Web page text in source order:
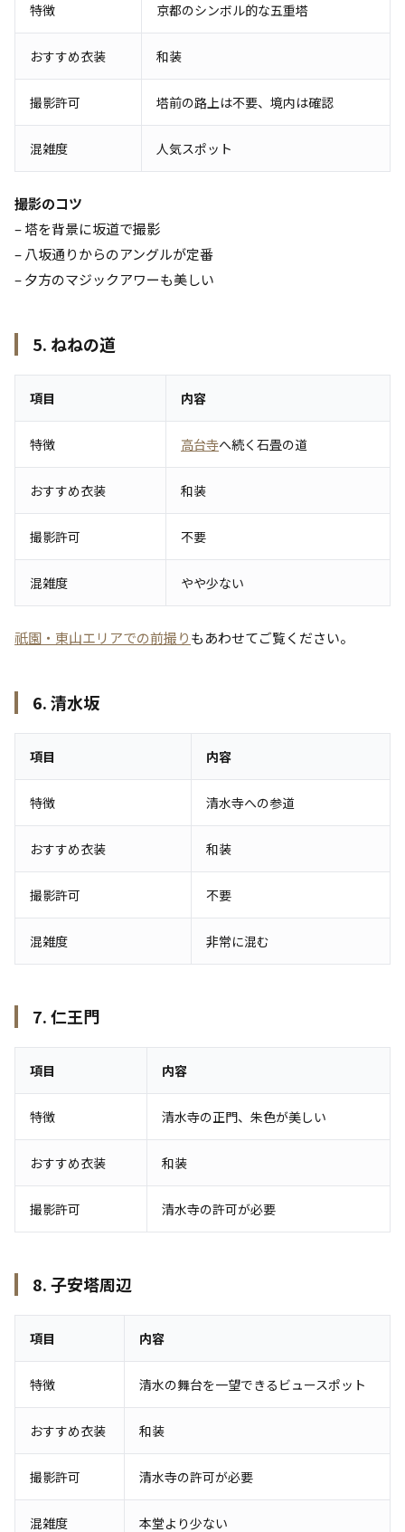
特徴 京都のシンボル的な五重塔
おすすめ衣装 和装
撮影許可 塔前の路上は不要、境内は確認
混雑度 人気スポット
撮影のコツ
– 塔を背景に坂道で撮影
– 八坂通りからのアングルが定番
– 夕方のマジックアワーも美しい
5. ねねの道
項目 内容
特徴 高台寺へ続く石畳の道
おすすめ衣装 和装
撮影許可 不要
混雑度 やや少ない
祇園・東山エリアでの前撮りもあわせてご覧ください。
6. 清水坂
項目 内容
特徴 清水寺への参道
おすすめ衣装 和装
撮影許可 不要
混雑度 非常に混む
7. 仁王門
項目 内容
特徴 清水寺の正門、朱色が美しい
おすすめ衣装 和装
撮影許可 清水寺の許可が必要
8. 子安塔周辺
項目 内容
特徴 清水の舞台を一望できるビュースポット
おすすめ衣装 和装
撮影許可 清水寺の許可が必要
混雑度 本堂より少ない